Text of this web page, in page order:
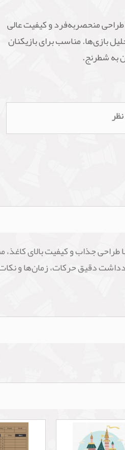
منحصربه‌فرد و کیفیت عالی
بازی‌ها. مناسب برای بازیکنان
به شطرنج.
جذاب و کیفیت بالای
دقیق حرکات، زمان‌ها و